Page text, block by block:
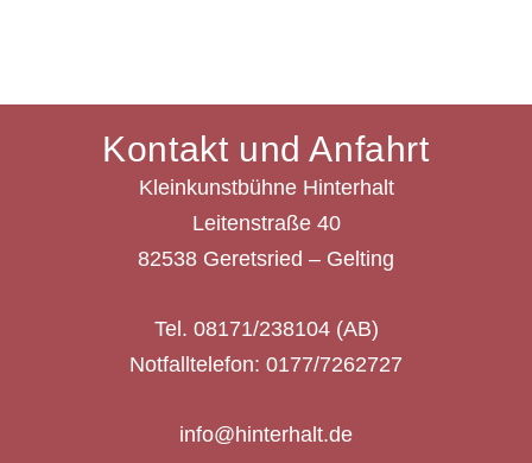
Kontakt und Anfahrt
Kleinkunstbühne Hinterhalt
Leitenstraße 40
82538 Geretsried – Gelting
Tel. 08171/238104 (AB)
Notfalltelefon: 0177/7262727
info@hinterhalt.de